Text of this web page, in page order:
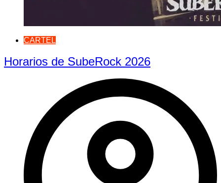
CARTEL
Horarios de SubeRock 2026